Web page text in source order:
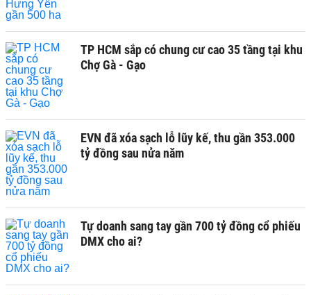
TP HCM sắp có chung cư cao 35 tầng tại khu
Chợ Gà - Gạo
EVN đã xóa sạch lỗ lũy kế, thu gần 353.000
tỷ đồng sau nửa năm
Tự doanh sang tay gần 700 tỷ đồng cổ phiếu
DMX cho ai?